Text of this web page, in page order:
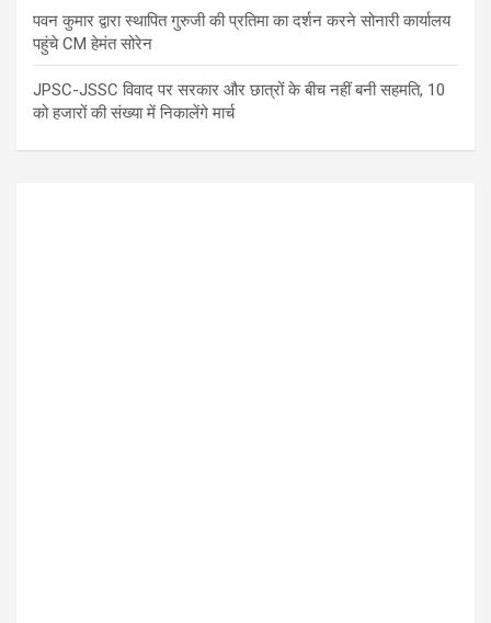
पवन कुमार द्वारा स्थापित गुरुजी की प्रतिमा का दर्शन करने सोनारी कार्यालय
पहुंचे CM हेमंत सोरेन
JPSC-JSSC विवाद पर सरकार और छात्रों के बीच नहीं बनी सहमति, 10
को हजारों की संख्या में निकालेंगे मार्च